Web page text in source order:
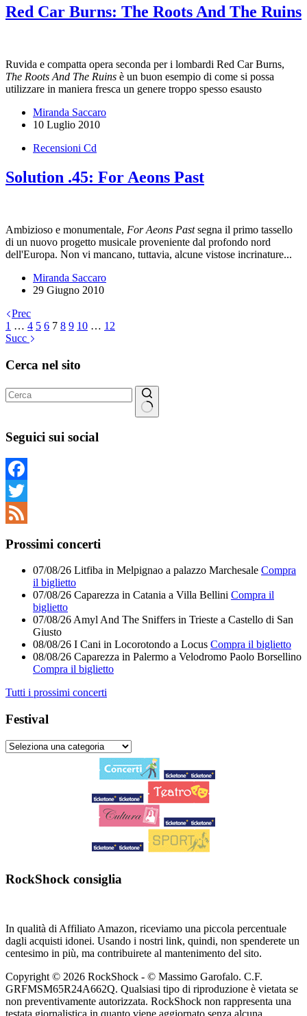
Red Car Burns: The Roots And The Ruins
Ruvida e compatta opera seconda per i lombardi Red Car Burns,
The Roots And The Ruins è un buon esempio di come si possa
utilizzare in maniera fresca un genere troppo spesso esausto
Miranda Saccaro
10 Luglio 2010
Recensioni Cd
Solution .45: For Aeons Past
Ambizioso e monumentale, For Aeons Pastsegna il primo tassello
di un nuovo progetto musicale proveniente dal profondo nord
dell'Europa. Non vi mancano, tuttavia, alcune vistose incrinature...
Miranda Saccaro
29 Giugno 2010
Prec
1 … 4 5 6 7 8 9 10 … 12
Succ
Cerca nel sito
risultato
Seguici sui social
Facebook
Twitter
Prossimi concerti
07/08/26 Litfiba in Melpignao a palazzo Marchesale Compra
il biglietto
07/08/26 Caparezza in Catania a Villa Bellini Compra il
biglietto
07/08/26 Amyl And The Sniffers in Trieste a Castello di San
Giusto
08/08/26 I Cani in Locorotondo a Locus Compra il biglietto
08/08/26 Caparezza in Palermo a Velodromo Paolo Borsellino
Compra il biglietto
Tutti i prossimi concerti
Festival
RockShock consiglia
In qualità di Affiliato Amazon, riceviamo una piccola percentuale
dagli acquisti idonei. Usando i nostri link, quindi, non spenderete un
centesimo in più, ma contribuirete al mantenimento del sito.
Copyright © 2026 RockShock - © Massimo Garofalo. C.F.
GRFMSM65R24A662Q. Qualsiasi tipo di riproduzione è vietata se
non preventivamente autorizzata. RockShock non rappresenta una